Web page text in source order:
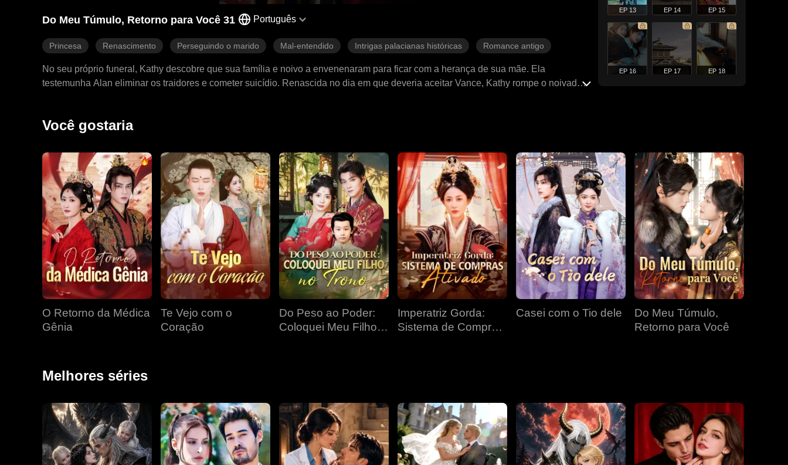
Do Meu Túmulo, Retorno para Você 31 Português
Princesa Renascimento Perseguindo o marido Mal-entendido Intrigas palacianas históricas Romance antigo
No seu próprio funeral, Kathy descobre que sua família e noivo a envenenaram para ficar com a herança de sua mãe. Ela
testemunha Alan eliminar os traidores e cometer suicídio. Renascida no dia em que deveria aceitar Vance, Kathy rompe o noivado,
EP 13 EP 14 EP 15
EP 16 EP 17 EP 18
EP 22 EP 23 EP 24
EP 25 EP 26 EP 27
EP 28 EP 29 EP 30
EP 34 EP 35 EP 36
Você gostaria
O Retorno da Médica
Gênia
Te Vejo com o
Coração
Do Peso ao Poder:
Coloquei Meu Filho
Imperatriz Gorda:
Sistema de Compras
Casei com o Tio dele
Do Meu Túmulo,
Retorno para Você
Melhores séries